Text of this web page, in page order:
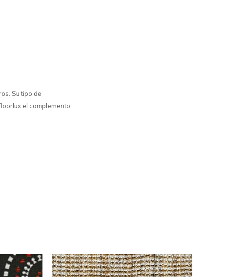
Su tipo de
el complemento